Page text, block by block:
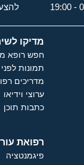
מדיקו
חפש רופא
תמונות
מדריכים
ערוצי וידיאו
כתבות תוכן
רפואת עור
פיגמנטציה